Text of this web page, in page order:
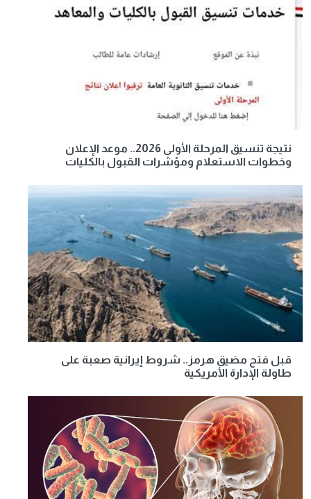
نتيجة تنسيق المرحلة الأولى 2026.. موعد الإعلان
وخطوات الاستعلام ومؤشرات القبول بالكليات
قبل فتح مضيق هرمز.. شروط إيرانية صعبة على
طاولة الإدارة الأمريكية